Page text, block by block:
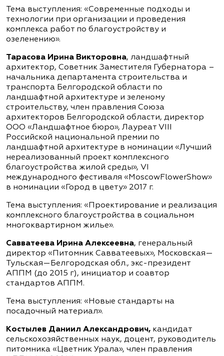
Тема выступления: «Современные подходы и
технологии при организации и проведения
комплекса работ по благоустройству и
озеленению».
Тарасова Ирина Викторовна, ландшафтный
архитектор, Советник Заместителя Губернатора –
начальника департамента строительства и
транспорта Белгородской области по
ландшафтной архитектуре и зеленому
строительству, член правления Союза
архитекторов Белгородской области, директор
ООО «Ландшафтное бюро», Лауреат VIII
Российской национальной премии по
ландшафтной архитектуре в номинации «Лучший
нереализованный проект комплексного
благоустройства жилой среды», VI
международного фестиваля «MoscowFlowerShow»
в номинации «Город в цвету» 2017 г.
Тема выступления: «Проектирование и реализация
комплексного благоустройства в социальном
многоквартирном жилье».
Савватеева Ирина Алексеевна, генеральный
директор «Питомник Савватеевых», Московская—
Тульская—Белгородская обл., экс-президент
АППМ (до 2015 г), инициатор и соавтор
стандартов АППМ.
Тема выступления: «Новые стандарты на
посадочный материал».
Костылев Даниил Александрович, кандидат
сельскохозяйственных наук, доцент, руководитель
питомника «Цветник Урала», член правления